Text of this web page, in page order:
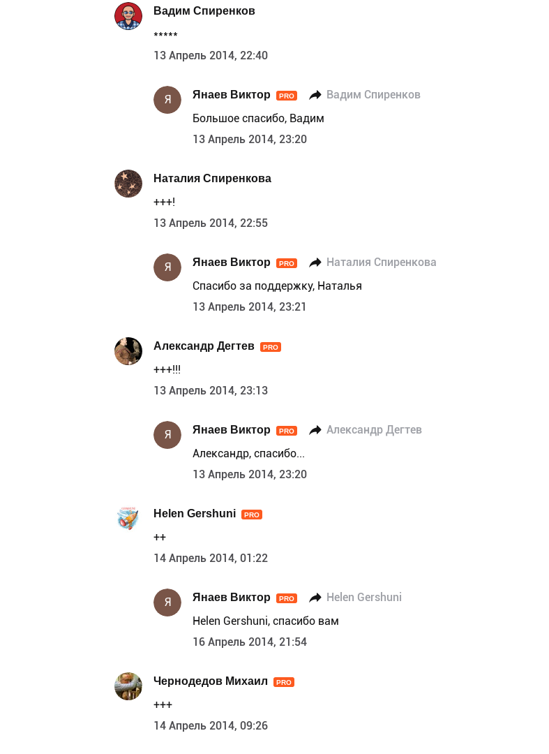
Вадим Спиренков
*****
13 Апрель 2014, 22:40
Я Янаев Виктор PRO Вадим Спиренков
Большое спасибо, Вадим
13 Апрель 2014, 23:20
Наталия Спиренкова
+++!
13 Апрель 2014, 22:55
Я Янаев Виктор PRO Наталия Спиренкова
Спасибо за поддержку, Наталья
13 Апрель 2014, 23:21
Александр Дегтев PRO
+++!!!
13 Апрель 2014, 23:13
Я Янаев Виктор PRO Александр Дегтев
Александр, спасибо...
13 Апрель 2014, 23:20
Helen Gershuni PRO
++
14 Апрель 2014, 01:22
Я Янаев Виктор PRO Helen Gershuni
Helen Gershuni, спасибо вам
16 Апрель 2014, 21:54
Чернодедов Михаил PRO
+++
14 Апрель 2014, 09:26